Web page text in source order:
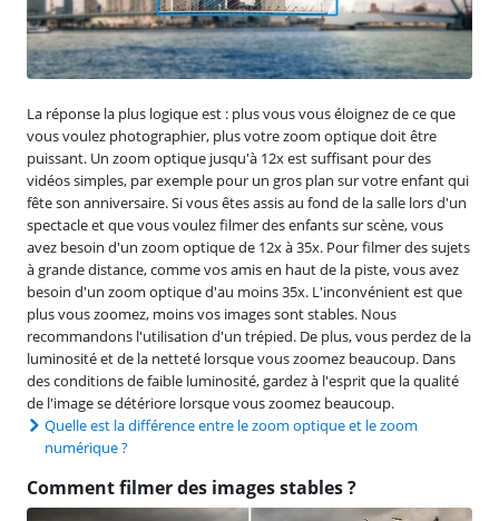
La réponse la plus logique est : plus vous vous éloignez de ce que
vous voulez photographier, plus votre zoom optique doit être
puissant. Un zoom optique jusqu'à 12x est suffisant pour des
vidéos simples, par exemple pour un gros plan sur votre enfant qui
fête son anniversaire. Si vous êtes assis au fond de la salle lors d'un
spectacle et que vous voulez filmer des enfants sur scène, vous
avez besoin d'un zoom optique de 12x à 35x. Pour filmer des sujets
à grande distance, comme vos amis en haut de la piste, vous avez
besoin d'un zoom optique d'au moins 35x. L'inconvénient est que
plus vous zoomez, moins vos images sont stables. Nous
recommandons l'utilisation d'un trépied. De plus, vous perdez de la
luminosité et de la netteté lorsque vous zoomez beaucoup. Dans
des conditions de faible luminosité, gardez à l'esprit que la qualité
de l'image se détériore lorsque vous zoomez beaucoup.
Quelle est la différence entre le zoom optique et le zoom
numérique ?
Comment filmer des images stables ?